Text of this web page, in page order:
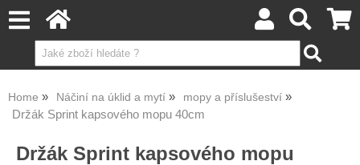
Home Náčiní na úklid a mytí mopy a příslušeství
Držák Sprint kapsového mopu 40cm
Držák Sprint kapsového mopu